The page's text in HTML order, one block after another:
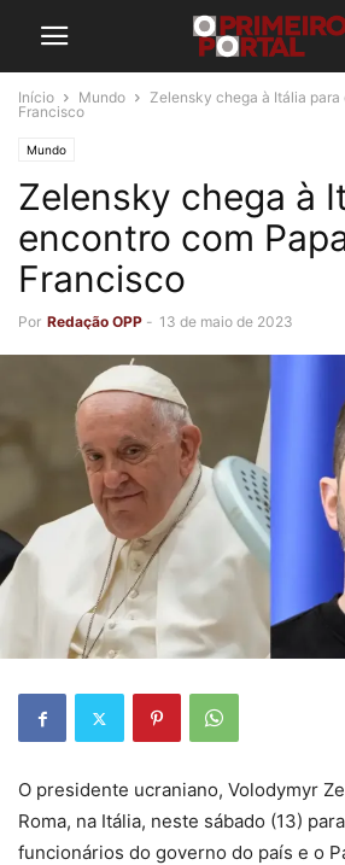
Início Mundo
Zelensky chega à Itália
Francisco
Mundo
Zelensky chega à
encontro com
Francisco
Por Redação OPP - 13 de maio de 2023
O presidente ucraniano, Volodymyr
Roma, na Itália, neste sábado (13)
funcionários do governo do país e o